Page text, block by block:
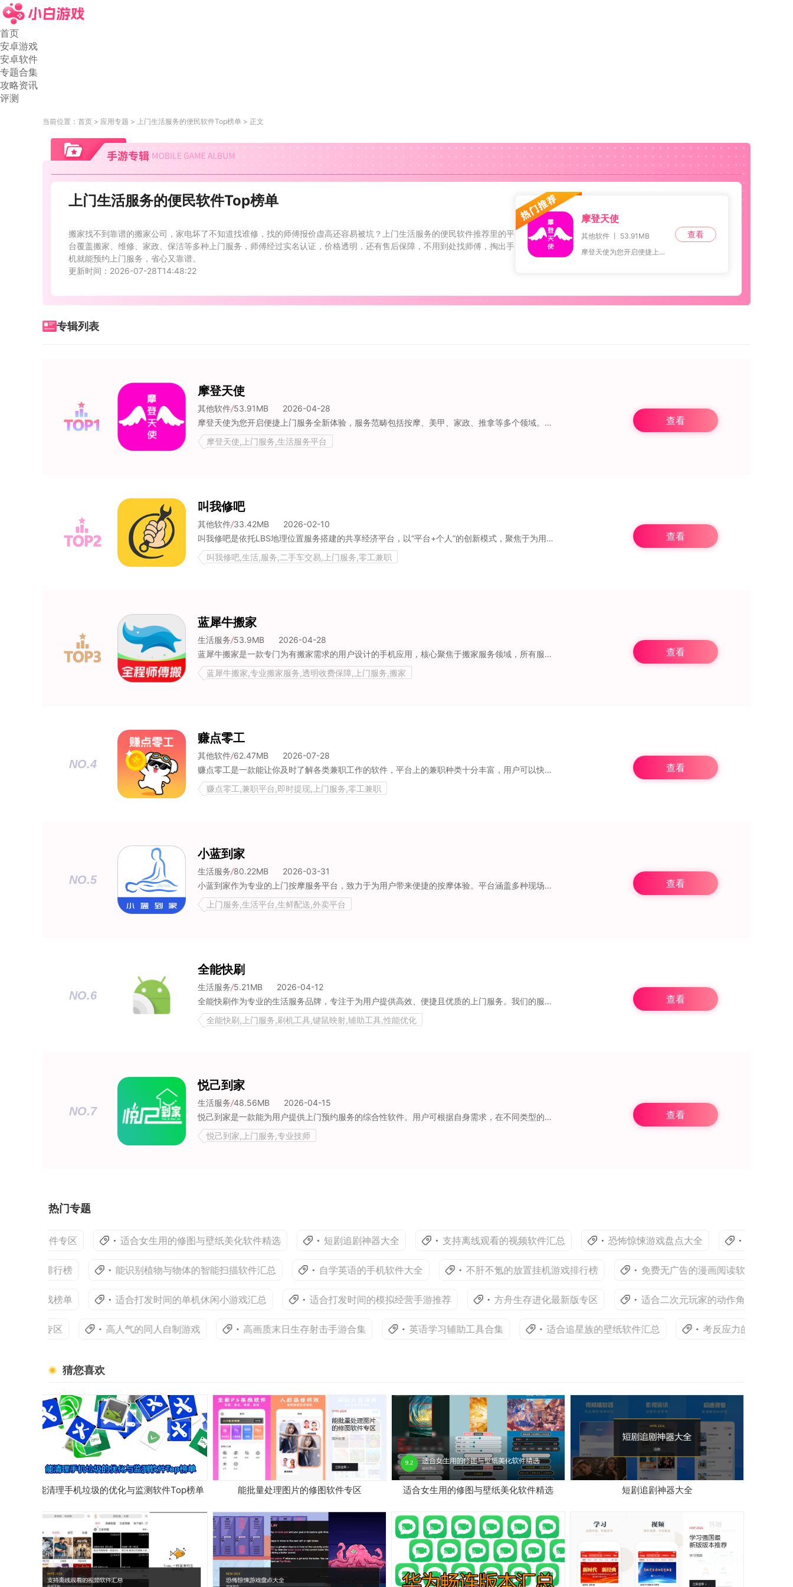
首页
安卓游戏
安卓软件
专题合集
攻略资讯
评测
当前位置： 首页 应用专题 上门生活服务的便民软件Top榜单 正文
上门生活服务的便民软件Top榜单
搬家找不到靠谱的搬家公司，家电坏了不知道找谁修，找的师傅报价虚高还容易被坑？上门生活服务的便民软件推荐里的平
台覆盖搬家、维修、家政、保洁等多种上门服务，师傅经过实名认证，价格透明，还有售后保障，不用到处找师傅，掏出手
机就能预约上门服务，省心又靠谱。
更新时间：2026-07-28T14:48:22
摩登天使
其他软件 丨 53.91MB
摩登天使为您开启便捷上门服务全新体验，服务范畴包括按摩、美甲、家政、推拿等多个领域。每个项目都经由平台严格认证，保障专业且可靠。平台上汇聚了大量优秀技师，支持在
查看
专辑列表
摩登天使
其他软件/53.91MB
2026-04-28
摩登天使为您开启便捷上门服务全新体验，服务范畴包括按摩、美甲、家政、推拿等多个领域。每个项目都经由平台严格认证，保障专业且可靠。平台上汇聚了大量优秀技师，支持在
摩登天使,上门服务,生活服务平台
查看
叫我修吧
其他软件/33.42MB
2026-02-10
叫我修吧是依托LBS地理位置服务搭建的共享经济平台，以“平台+个人”的创新模式，聚焦于为用户提供办公设备（OA）及电脑网络产品（IT）的安装与维修服务。用户下单
叫我修吧,生活,服务,二手车交易,上门服务,零工兼职
查看
蓝犀牛搬家
生活服务/53.9MB
2026-04-28
蓝犀牛搬家是一款专门为有搬家需求的用户设计的手机应用，核心聚焦于搬家服务领域，所有服务费用均采用明码标价的方式。作为专业的正版搬家软件，它提供的全程搬家服务包含
蓝犀牛搬家,专业搬家服务,透明收费保障,上门服务,搬家
查看
NO.4
赚点零工
其他软件/62.47MB
2026-07-28
赚点零工是一款能让你及时了解各类兼职工作的软件，平台上的兼职种类十分丰富，用户可以快速获取自己感兴趣的兼职信息，而且涵盖的内容非常全面，让你更高效地掌握各类兼职
赚点零工,兼职平台,即时提现,上门服务,零工兼职
查看
NO.5
小蓝到家
生活服务/80.22MB
2026-03-31
小蓝到家作为专业的上门按摩服务平台，致力于为用户带来便捷的按摩体验。平台涵盖多种现场按摩服务，且对每个项目都有详细介绍，方便用户快速了解。同时，小蓝到家还会详细
上门服务,生活平台,生鲜配送,外卖平台
查看
NO.6
全能快刷
生活服务/5.21MB
2026-04-12
全能快刷作为专业的生活服务品牌，专注于为用户提供高效、便捷且优质的上门服务。我们的服务覆盖家庭保洁、上门维修、家庭保姆、上门美发等多个领域，全方位满足您的生活需
全能快刷,上门服务,刷机工具,键鼠映射,辅助工具,性能优化
查看
NO.7
悦己到家
生活服务/48.56MB
2026-04-15
悦己到家是一款能为用户提供上门预约服务的综合性软件。用户可根据自身需求，在不同类型的技术人员中自由挑选，还能选择自己信任的技术人员。借助线上平台的预约模式，技术
悦己到家,上门服务,专业技师
查看
热门专题
图软件专区 适合女生用的修图与壁纸美化软件精选 短剧追剧神器大全 支持离线观看的视频软件汇总 恐怖惊悚游戏盘点大全 华为畅连版本汇
手游排行榜 能识别植物与物体的智能扫描软件汇总 自学英语的手机软件大全 不肝不氪的放置挂机游戏排行榜 免费无广告的漫画阅读软件排行榜
击游戏榜单 适合打发时间的单机休闲小游戏汇总 适合打发时间的模拟经营手游推荐 方舟生存进化最新版专区 适合二次元玩家的动作角色扮演游戏精选
高人气的同人自制游戏 高画质末日生存射击手游合集 英语学习辅助工具合集 适合追星族的壁纸软件汇总 考反应力的音乐节奏游
猜您喜欢
能清理手机垃圾的优化与监测软件Top榜单 能批量处理图片的修图软件专区 适合女生用的修图与壁纸美化软件精选 短剧追剧神器大全